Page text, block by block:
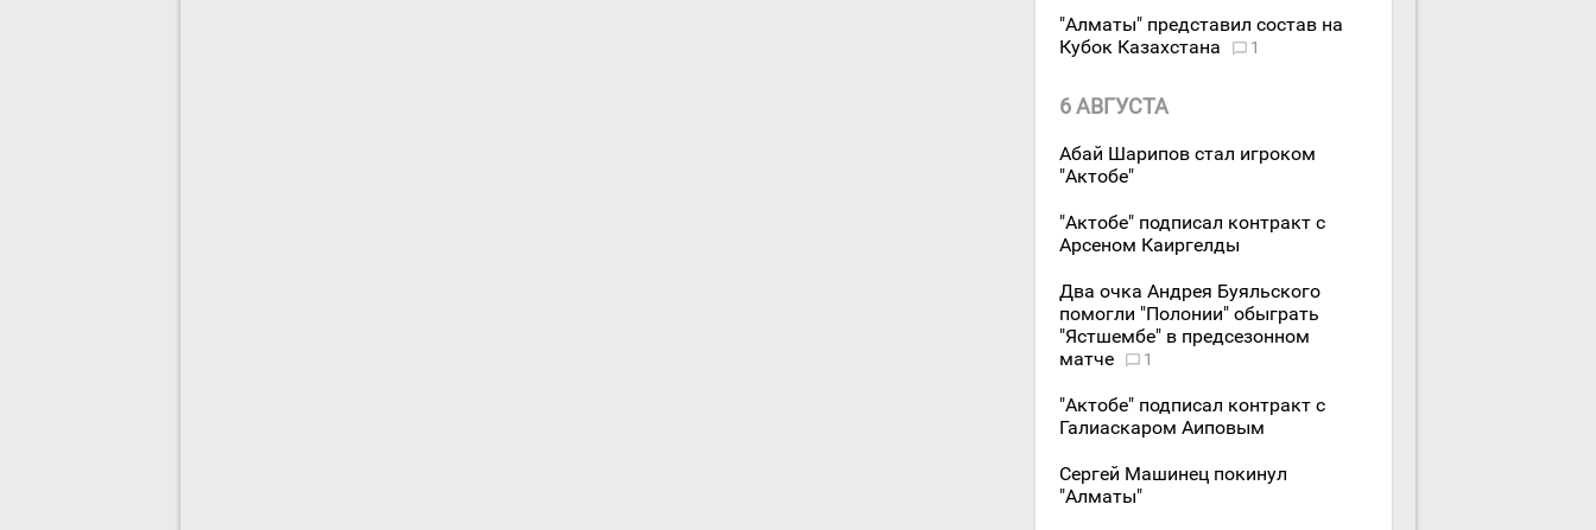
"Алматы" представил состав на
Кубок Казахстана
1
6 АВГУСТА
Абай Шарипов стал игроком
"Актобе"
"Актобе" подписал контракт с
Арсеном Каиргелды
Два очка Андрея Буяльского
помогли "Полонии" обыграть
"Ястшембе" в предсезонном
матче
1
"Актобе" подписал контракт с
Галиаскаром Аиповым
Сергей Машинец покинул
"Алматы"